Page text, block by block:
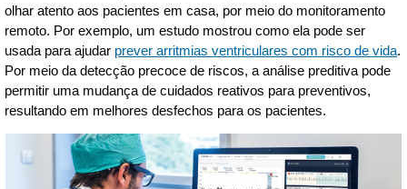
olhar atento aos pacientes em casa, por meio do monitoramento
remoto. Por exemplo, um estudo mostrou como ela pode ser
usada para ajudar prever arritmias ventriculares com risco de vida.
Por meio da detecção precoce de riscos, a análise preditiva pode
permitir uma mudança de cuidados reativos para preventivos,
resultando em melhores desfechos para os pacientes.